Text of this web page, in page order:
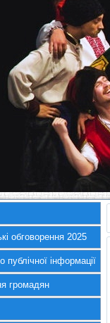
обговорення 2025
публічної інформації
громадян